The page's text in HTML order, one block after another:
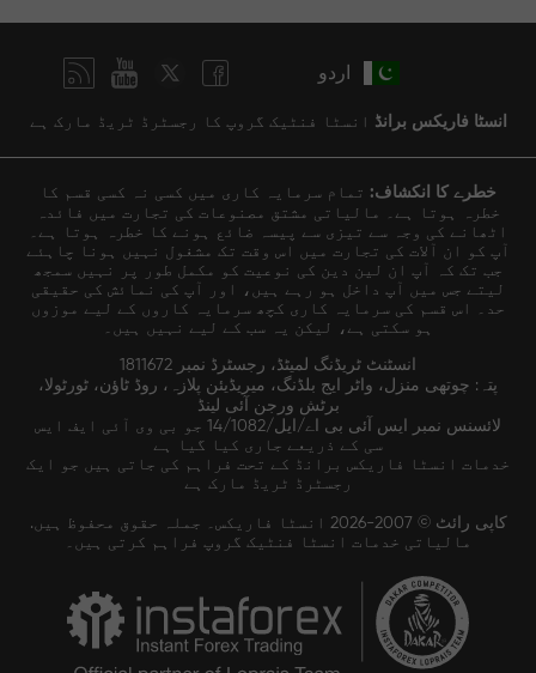
اردو
انسٹا فاریکس برانڈ انسٹا فنٹیک گروپ کا رجسٹرڈ ٹریڈ مارک ہے
خطرے کا انکشاف: تمام سرمایہ کاری میں کسی نہ کسی قسم کا
خطرہ ہوتا ہے۔ مالیاتی مشتق مصنوعات کی تجارت میں فائدہ
اٹھانے کی وجہ سے تیزی سے پیسہ ضائع ہونے کا خطرہ ہوتا ہے۔
آپ کو ان آلات کی تجارت میں اس وقت تک مشغول نہیں ہونا چاہئے
جب تک کہ آپ ان لین دین کی نوعیت کو مکمل طور پر نہیں سمجھ
لیتے جس میں آپ داخل ہو رہے ہیں، اور آپ کی نمائش کی حقیقی
حد۔ اس قسم کی سرمایہ کاری کچھ سرمایہ کاروں کے لیے موزوں
ہو سکتی ہے، لیکن یہ سب کے لیے نہیں ہیں۔
انسٹنٹ ٹریڈنگ لمیٹڈ، رجسٹرڈ نمبر 1811672
پتہ: چوتھی منزل، واٹر ایج بلڈنگ، میریڈیئن پلازہ، روڈ ٹاؤن، ٹورٹولا،
برٹش ورجن آئی لینڈ
لائسنس نمبر ایس آئی بی اے/ایل/14/1082 جو بی وی آئی ایف ایس
سی کے ذریعے جاری کیا گیا ہے
خدمات انسٹا فاریکس برانڈ کے تحت فراہم کی جاتی ہیں جو ایک
رجسٹرڈ ٹریڈ مارک ہے
کاپی رائٹ © 2007-2026 انسٹا فاریکس۔ جملہ حقوق محفوظ ہیں.
مالیاتی خدمات انسٹا فنٹیک گروپ فراہم کرتی ہیں۔